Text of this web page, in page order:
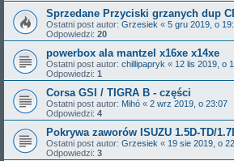
Sprzedane Przyciski grzanych dup
Ostatni post autor: Grzesiek « 5 gru 2019, o
Odpowiedzi: 20
powerbox ala mantzel x16xe x14xe
Ostatni post autor: chillipapryk « 12 lis 2019, o
Odpowiedzi: 1
Corsa GSI / TIGRA B - części
Ostatni post autor: Mihó « 2 wrz 2019, o 23:07
Odpowiedzi: 4
Pokrywa zaworów ISUZU 1.5D-TD/
Ostatni post autor: Grzesiek « 19 sie 2019, o
Odpowiedzi: 3